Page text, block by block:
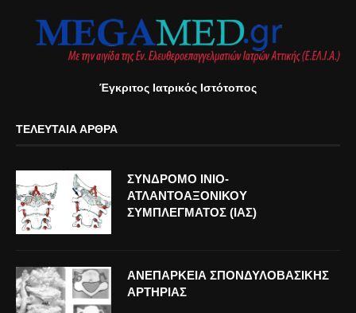
Έγκριτος Ιατρικός Ιστότοπος
ΤΕΛΕΥΤΑΊΑ ΆΡΘΡΑ
ΣΥΝΔΡΟΜΟ ΙΝΙΟ-
ΑΤΛΑΝΤΟΑΞΟΝΙΚΟΥ
ΣΥΜΠΛΕΓΜΑΤΟΣ (ΙΑΣ)
ΑΝΕΠΑΡΚΕΙΑ ΣΠΟΝΔΥΛΟΒΑΣΙΚΗΣ
ΑΡΤΗΡΙΑΣ